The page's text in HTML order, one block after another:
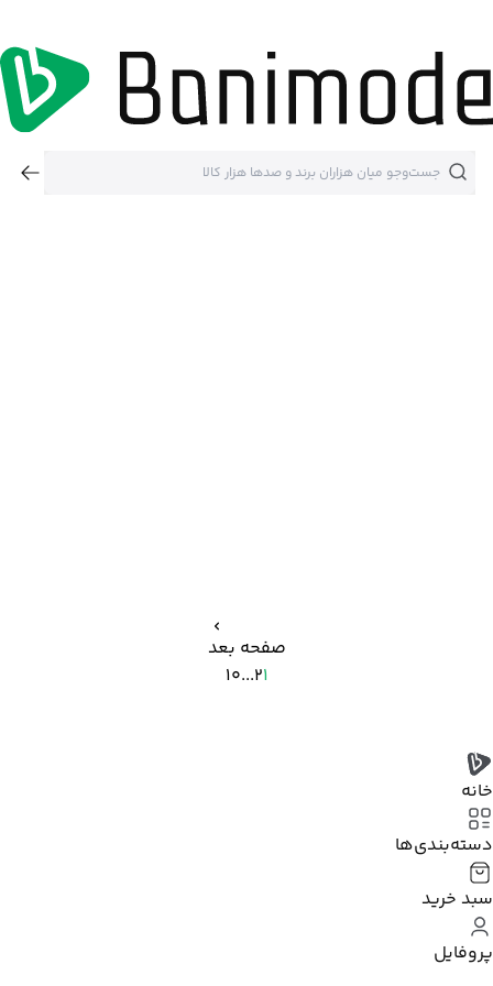
صفحه بعد
1
2
...
10
خانه
دسته‌بندی‌‌ها
سبد خرید
پروفایل